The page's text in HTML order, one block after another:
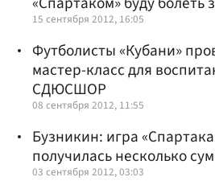
15 сентября 2012, 16:05
Футболисты «Кубани»
мастер-класс для
СДЮСШОР
08 сентября 2012, 11:55
Бузникин: игра
получилась несколько
03 сентября 2012, 03:03